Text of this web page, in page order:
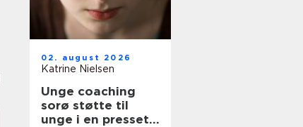
02. august 2026
Katrine Nielsen
Unge coaching
sorø støtte til
unge i en presset